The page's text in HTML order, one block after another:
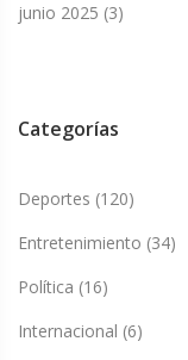
junio 2025 (3)
Categorías
Deportes (120)
Entretenimiento (34)
Política (16)
Internacional (6)